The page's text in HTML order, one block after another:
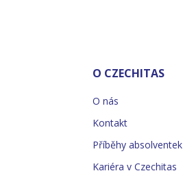
O CZECHITAS
O nás
Kontakt
Příběhy absolventek
Kariéra v Czechitas